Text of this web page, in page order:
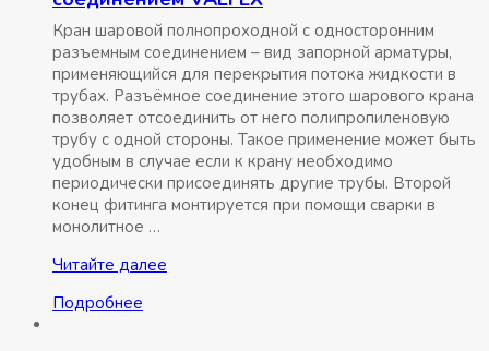
Кран шаровой полнопроходной с односторонним
разъемным соединением – вид запорной арматуры,
применяющийся для перекрытия потока жидкости в
трубах. Разъёмное соединение этого шарового крана
позволяет отсоединить от него полипропиленовую
трубу с одной стороны. Такое применение может быть
удобным в случае если к крану необходимо
периодически присоединять другие трубы. Второй
конец фитинга монтируется при помощи сварки в
монолитное …
Кран
32
Читайте далее
Подробнее